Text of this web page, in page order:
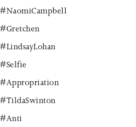
#NaomiCampbell
#Gretchen
#LindsayLohan
#Selfie
#Appropriation
#TildaSwinton
#Anti